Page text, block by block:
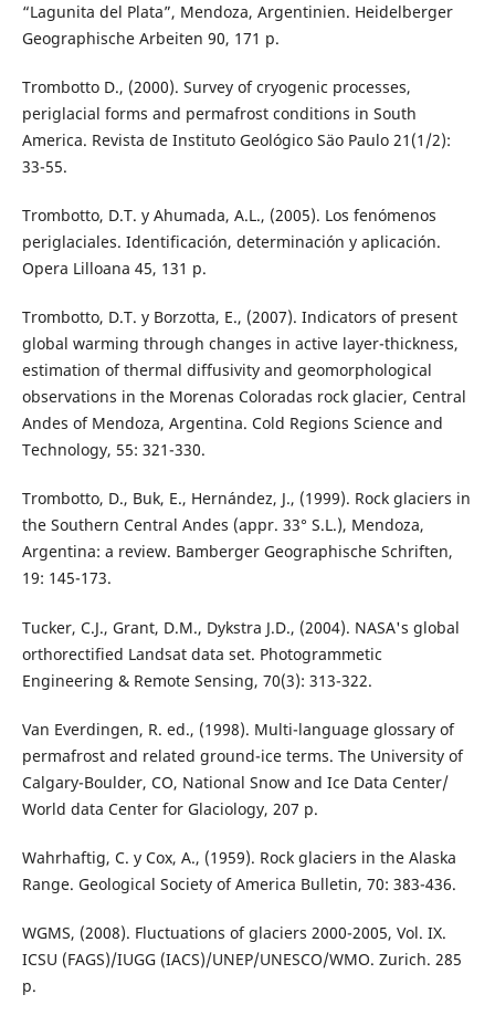
“Lagunita del Plata”, Mendoza, Argentinien. Heidelberger
Geographische Arbeiten 90, 171 p.
Trombotto D., (2000). Survey of cryogenic processes,
periglacial forms and permafrost conditions in South
America. Revista de Instituto Geológico Säo Paulo 21(1/2):
33-55.
Trombotto, D.T. y Ahumada, A.L., (2005). Los fenómenos
periglaciales. Identificación, determinación y aplicación.
Opera Lilloana 45, 131 p.
Trombotto, D.T. y Borzotta, E., (2007). Indicators of present
global warming through changes in active layer-thickness,
estimation of thermal diffusivity and geomorphological
observations in the Morenas Coloradas rock glacier, Central
Andes of Mendoza, Argentina. Cold Regions Science and
Technology, 55: 321-330.
Trombotto, D., Buk, E., Hernández, J., (1999). Rock glaciers in
the Southern Central Andes (appr. 33° S.L.), Mendoza,
Argentina: a review. Bamberger Geographische Schriften,
19: 145-173.
Tucker, C.J., Grant, D.M., Dykstra J.D., (2004). NASA's global
orthorectified Landsat data set. Photogrammetic
Engineering & Remote Sensing, 70(3): 313-322.
Van Everdingen, R. ed., (1998). Multi-language glossary of
permafrost and related ground-ice terms. The University of
Calgary-Boulder, CO, National Snow and Ice Data Center/
World data Center for Glaciology, 207 p.
Wahrhaftig, C. y Cox, A., (1959). Rock glaciers in the Alaska
Range. Geological Society of America Bulletin, 70: 383-436.
WGMS, (2008). Fluctuations of glaciers 2000-2005, Vol. IX.
ICSU (FAGS)/IUGG (IACS)/UNEP/UNESCO/WMO. Zurich. 285
p.